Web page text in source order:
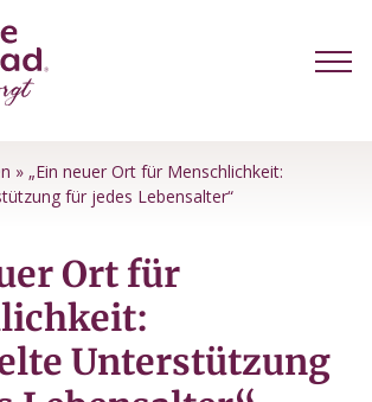
» „Ein neuer Ort für Menschlichkeit:
für jedes Lebensalter“
Ort für
Unterstützung